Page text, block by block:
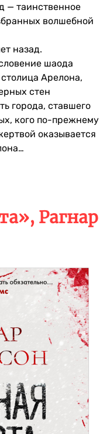
— таинственное
волшебной
назад.
шаода
Арелона,
стен
города, ставшего
кого по-прежнему
оказывается
Рагнар